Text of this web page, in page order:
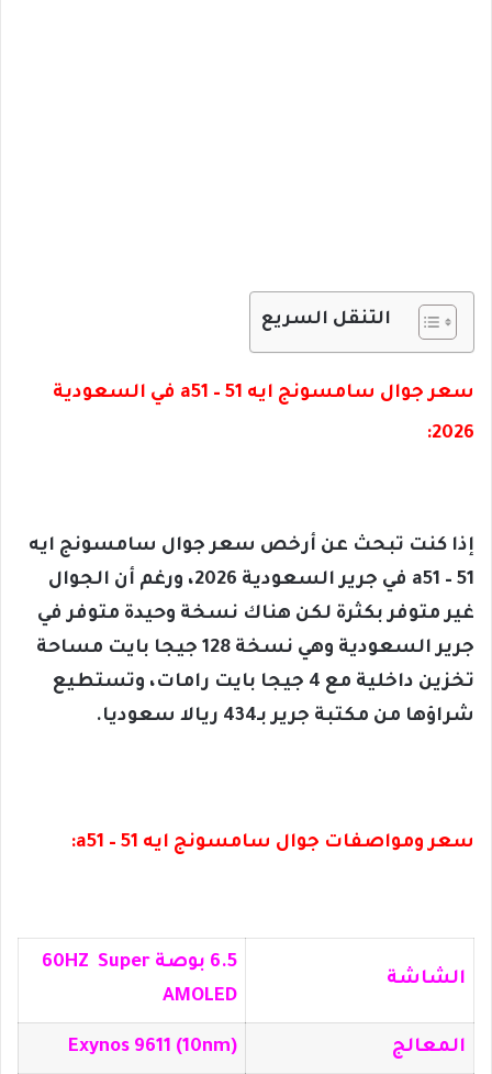
التنقل السريع
سعر جوال سامسونج ايه 51 – a51 في السعودية
2026:
إذا كنت تبحث عن أرخص سعر جوال سامسونج ايه
51 – a51 في جرير السعودية 2026، ورغم أن الجوال
غير متوفر بكثرة لكن هناك نسخة وحيدة متوفر في
جرير السعودية وهي نسخة 128 جيجا بايت مساحة
تخزين داخلية مع 4 جيجا بايت رامات، وتستطيع
شراؤها من مكتبة جرير بـ434 ريالا سعوديا.
سعر ومواصفات جوال سامسونج ايه 51 – a51:
الشاشة
6.5 بوصة 60HZ Super
AMOLED
المعالج Exynos 9611 (10nm)